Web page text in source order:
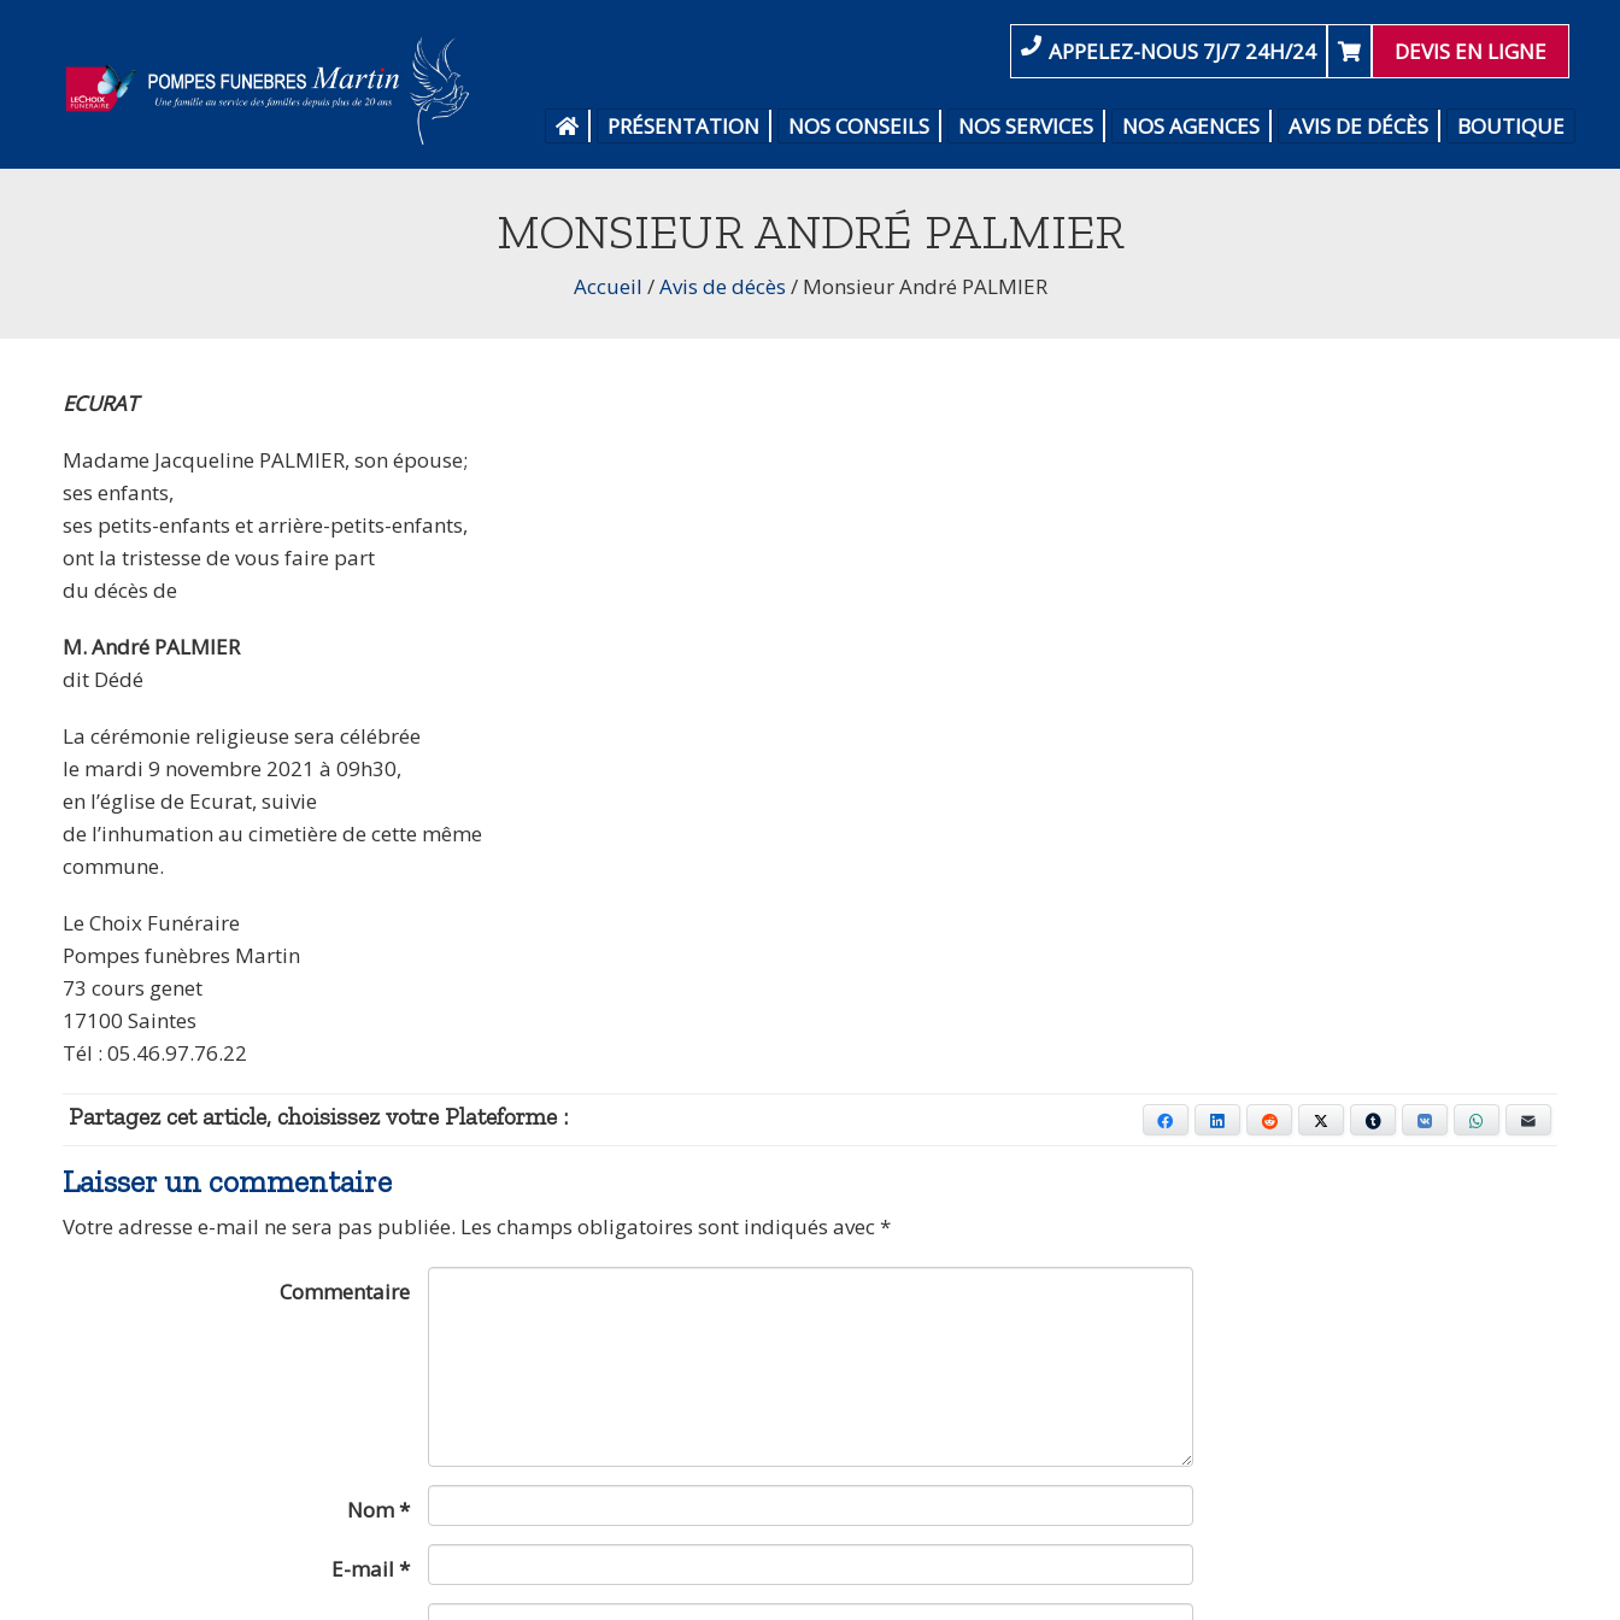
APPELEZ-NOUS 7J/7 24H/24 DEVIS EN LIGNE
PRÉSENTATION NOS CONSEILS NOS SERVICES NOS AGENCES AVIS DE DÉCÈS BOUTIQUE
MONSIEUR ANDRÉ PALMIER
Accueil /Avis de décès / Monsieur André PALMIER
ECURAT
Madame Jacqueline PALMIER, son épouse;
ses enfants,
ses petits-enfants et arrière-petits-enfants,
ont la tristesse de vous faire part
du décès de
M. André PALMIER
dit Dédé
La cérémonie religieuse sera célébrée
le mardi 9 novembre 2021 à 09h30,
en l’église de Ecurat, suivie
de l’inhumation au cimetière de cette même
commune.
Le Choix Funéraire
Pompes funèbres Martin
73 cours genet
17100 Saintes
Tél : 05.46.97.76.22
Partagez cet article, choisissez votre Plateforme : Facebook LinkedIn Reddit Tumblr VKontakte WhatsApp
Laisser un commentaire
Votre adresse e-mail ne sera pas publiée. Les champs obligatoires sont indiqués avec*
Commentaire
Nom*
E-mail *